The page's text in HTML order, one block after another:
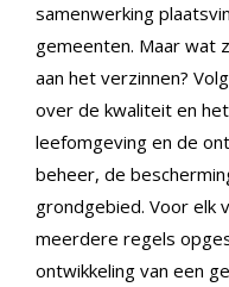
samenwerking
gemeenten. Maar wat
aan het verzinnen?
over de kwaliteit en
leefomgeving en de
beheer, de
grondgebied. Voor elk
meerdere regels
ontwikkeling van een